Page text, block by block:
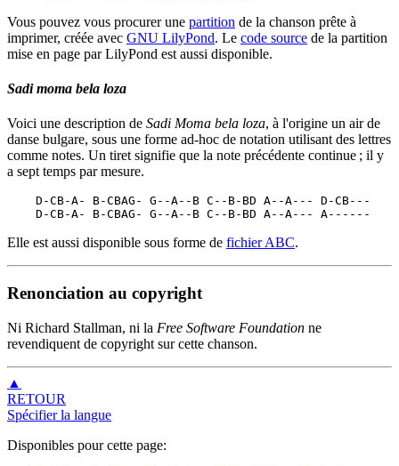
Vous pouvez vous procurer une partition de la chanson prête à
imprimer, créée avec GNU LilyPond. Le code source de la partition
mise en page par LilyPond est aussi disponible.
Sadi moma bela loza
Voici une description de Sadi Moma bela loza, à l'origine un air de
danse bulgare, sous une forme ad-hoc de notation utilisant des lettres
comme notes. Un tiret signifie que la note précédente continue ; il y
a sept temps par mesure.
    D-CB-A- B-CBAG- G--A--B C--B-BD A--A--- D-CB---
    D-CB-A- B-CBAG- G--A--B C--B-BD A--A--- A------
Elle est aussi disponible sous forme de fichier ABC.
Renonciation au copyright
Ni Richard Stallman, ni la Free Software Foundation ne
revendiquent de copyright sur cette chanson.
▲
RETOUR
Spécifier la langue
Disponibles pour cette page: